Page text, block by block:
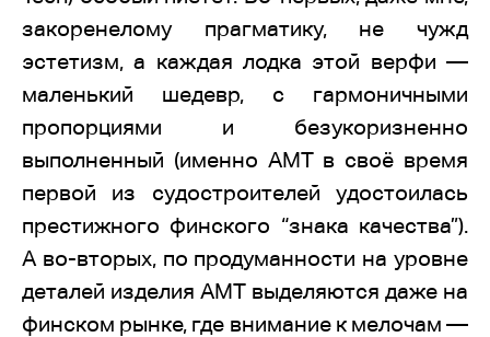
закоренелому прагматику, не чужд
эстетизм, а каждая лодка этой верфи —
маленький шедевр, с гармоничными
пропорциями и безукоризненно
выполненный (именно AMT в своё время
первой из судостроителей удостоилась
престижного финского “знака качества”).
А во-вторых, по продуманности на уровне
деталей изделия AMT выделяются даже на
финском рынке, где внимание к мелочам —